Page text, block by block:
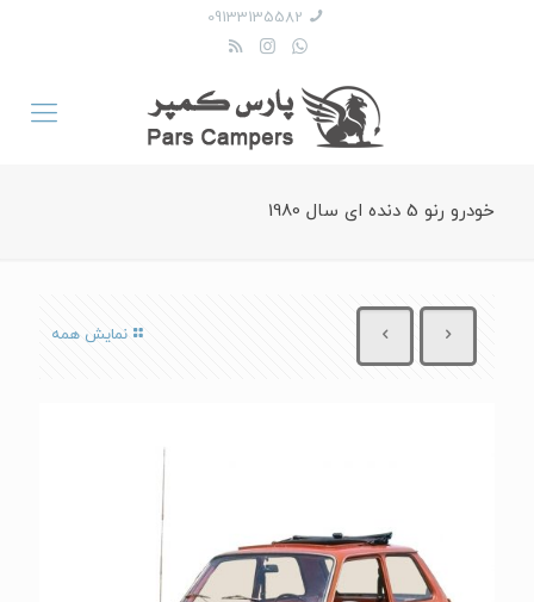
09133135582
خودرو رنو 5 دنده ای سال 1980
نمایش همه